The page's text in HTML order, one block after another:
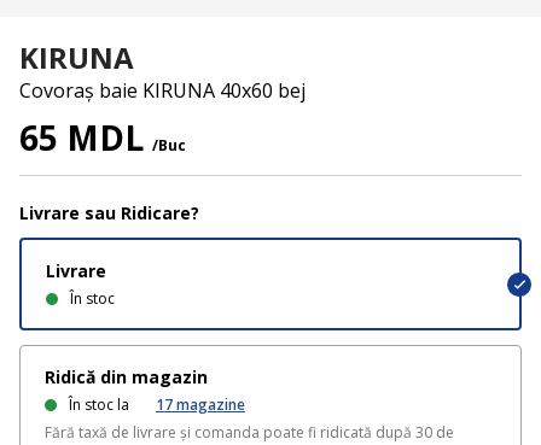
KIRUNA
Covoraș baie KIRUNA 40x60 bej
65 MDL /Buc
Livrare sau Ridicare?
Livrare
În stoc
Ridică din magazin
În stoc la 17magazine
Fără taxă de livrare și comanda poate fi ridicată după 30 de